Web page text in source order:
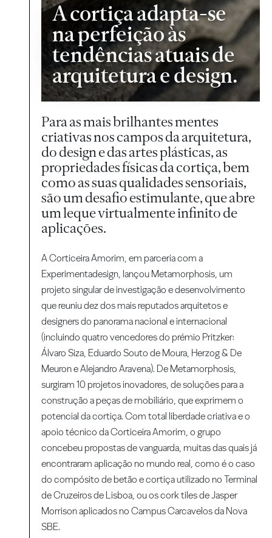
A cortiça adapta-se
na perfeição às
tendências atuais de
arquitetura e design.
Para as mais brilhantes mentes
criativas nos campos da arquitetura,
do design e das artes plásticas, as
propriedades físicas da cortiça, bem
como as suas qualidades sensoriais,
são um desafio estimulante, que abre
um leque virtualmente infinito de
aplicações.
A Corticeira Amorim, em parceria com a
Experimentadesign, lançou Metamorphosis, um
projeto singular de investigação e desenvolvimento
que reuniu dez dos mais reputados arquitetos e
designers do panorama nacional e internacional
(incluindo quatro vencedores do prémio Pritzker:
Álvaro Siza, Eduardo Souto de Moura, Herzog & De
Meuron e Alejandro Aravena). De Metamorphosis,
surgiram 10 projetos inovadores, de soluções para a
construção a peças de mobiliário, que exprimem o
potencial da cortiça. Com total liberdade criativa e o
apoio técnico da Corticeira Amorim, o grupo
concebeu propostas de vanguarda, muitas das quais já
encontraram aplicação no mundo real, como é o caso
do compósito de betão e cortiça utilizado no Terminal
de Cruzeiros de Lisboa, ou os cork tiles de Jasper
Morrison aplicados no Campus Carcavelos da Nova
SBE.